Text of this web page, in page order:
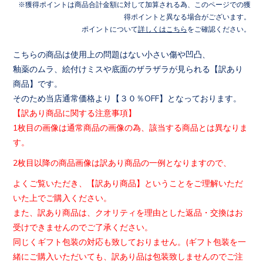
獲得ポイントは商品合計金額に対して加算される為、このページでの獲
得ポイントと異なる場合がございます。
ポイントについて詳しくはこちら をご確認ください。
こちらの商品は使用上の問題はない小さい傷や凹凸、
釉薬のムラ、絵付けミスや底面のザラザラが見られる【訳あり
商品 】です。
そのため当店通常価格より【３０％OFF】となっております。
【訳あり商品に関する注意事項】
1枚目の画像は通常商品の画像の為、該当する商品とは異なりま
す
2枚目以降の商品画像は訳あり商品の一例となりますので、
よくご覧いただき、【訳あり商品】ということをご理解いただ
いた 上でご購入ください。
また、訳あり商品は、クオリティを理由とした返品・交換はお
受けできませんのでご了承ください。
同じくギフト包装の対応も致しておりません。(ギフト包装を一
緒にご購入いただいても、 訳あり品は包装致しませんのでご注